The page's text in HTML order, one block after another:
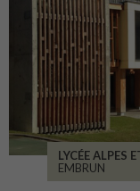
LYCÉE ALPES
EMBRUN